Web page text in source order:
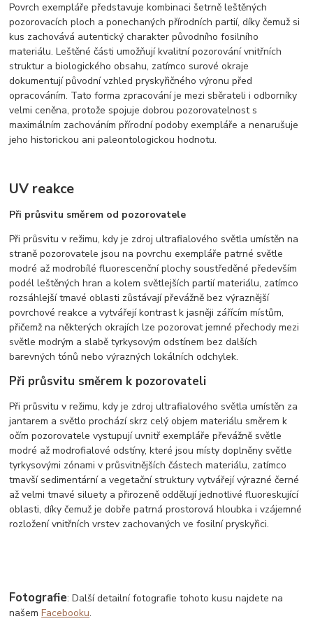
Povrch exempláře představuje kombinaci šetrně leštěných
pozorovacích ploch a ponechaných přírodních partií, díky čemuž si
kus zachovává autentický charakter původního fosilního
materiálu. Leštěné části umožňují kvalitní pozorování vnitřních
struktur a biologického obsahu, zatímco surové okraje
dokumentují původní vzhled pryskyřičného výronu před
opracováním. Tato forma zpracování je mezi sběrateli i odborníky
velmi ceněna, protože spojuje dobrou pozorovatelnost s
maximálním zachováním přírodní podoby exempláře a nenarušuje
jeho historickou ani paleontologickou hodnotu.
UV reakce
Při průsvitu směrem od pozorovatele
Při průsvitu v režimu, kdy je zdroj ultrafialového světla umístěn na
straně pozorovatele jsou na povrchu exempláře patrné světle
modré až modrobílé fluorescenční plochy soustředěné především
podél leštěných hran a kolem světlejších partií materiálu, zatímco
rozsáhlejší tmavé oblasti zůstávají převážně bez výraznější
povrchové reakce a vytvářejí kontrast k jasněji zářícím místům,
přičemž na některých okrajích lze pozorovat jemné přechody mezi
světle modrým a slabě tyrkysovým odstínem bez dalších
barevných tónů nebo výrazných lokálních odchylek.
Při průsvitu směrem k pozorovateli
Při průsvitu v režimu, kdy je zdroj ultrafialového světla umístěn za
jantarem a světlo prochází skrz celý objem materiálu směrem k
očím pozorovatele vystupují uvnitř exempláře převážně světle
modré až modrofialové odstíny, které jsou místy doplněny světle
tyrkysovými zónami v průsvitnějších částech materiálu, zatímco
tmavší sedimentární a vegetační struktury vytvářejí výrazné černé
až velmi tmavé siluety a přirozeně oddělují jednotlivé fluoreskující
oblasti, díky čemuž je dobře patrná prostorová hloubka i vzájemné
rozložení vnitřních vrstev zachovaných ve fosilní pryskyřici.
Fotografie: Další detailní fotografie tohoto kusu najdete na
našemFacebooku.